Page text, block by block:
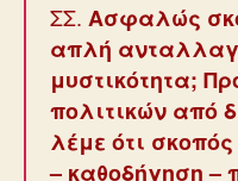
ΣΣ. Ασφαλώς
απλή
μυστικότητα;
πολιτικών από
λέμε ότι
– καθοδήγηση –